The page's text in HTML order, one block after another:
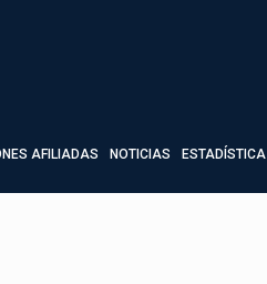
AFILIADAS NOTICIAS ESTADÍSTICA